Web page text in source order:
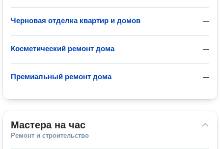
—
Черновая отделка квартир и домов
—
Косметический ремонт дома
—
Премиальный ремонт дома
Мастера на час
Ремонт и строительство